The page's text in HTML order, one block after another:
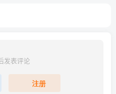
发表评论
注册